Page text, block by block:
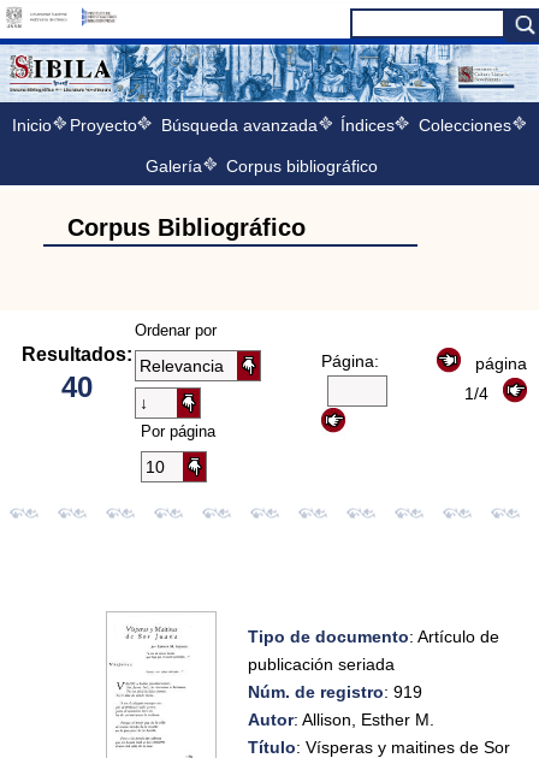
Inicio Proyecto Búsqueda avanzada Índices Colecciones
Galería Corpus bibliográfico
Corpus Bibliográfico
Resultados:
40
Ordenar por
Por página
Página:
página
1/4
Tipo de documento: Artículo de
publicación seriada
Núm. de registro: 919
Autor: Allison, Esther M.
Título: Vísperas y maitines de Sor